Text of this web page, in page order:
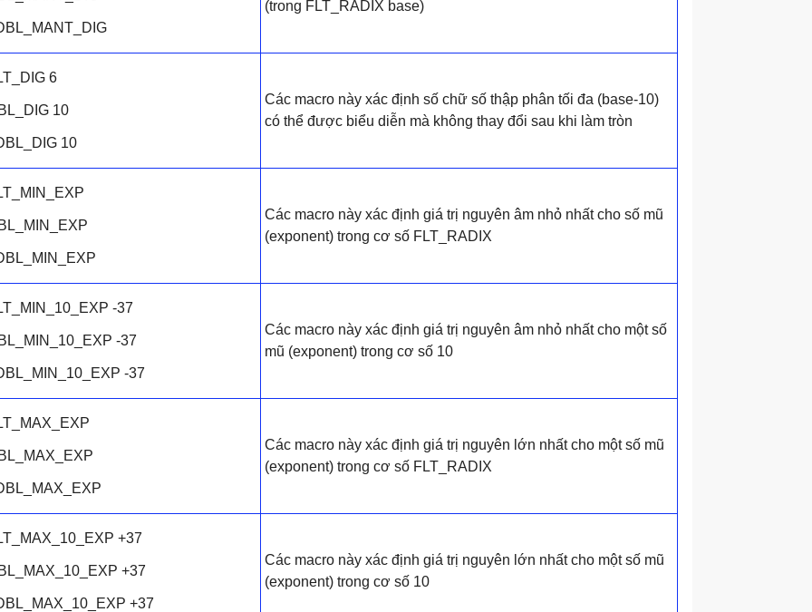
(trong FLT_RADIX base)
6
10
10
Các macro này xác định số chữ số thập phân tối đa (base-10)
có thể được biểu diễn mà không thay đổi sau khi làm tròn
Các macro này xác định giá trị nguyên âm nhỏ nhất cho số mũ
(exponent) trong cơ số FLT_RADIX
-37
-37
-37
Các macro này xác định giá trị nguyên âm nhỏ nhất cho một số
mũ (exponent) trong cơ số 10
Các macro này xác định giá trị nguyên lớn nhất cho một số mũ
(exponent) trong cơ số FLT_RADIX
+37
+37
+37
Các macro này xác định giá trị nguyên lớn nhất cho một số mũ
(exponent) trong cơ số 10